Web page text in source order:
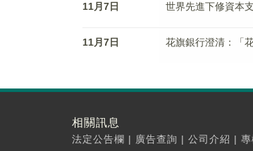
11月7日 世界先進下修資本
11月7日 花旗銀行澄清：「
相關訊息
法定公告欄 | 廣告查詢 | 公司介紹 |